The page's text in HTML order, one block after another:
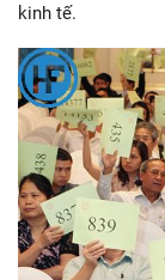
kinh tế.